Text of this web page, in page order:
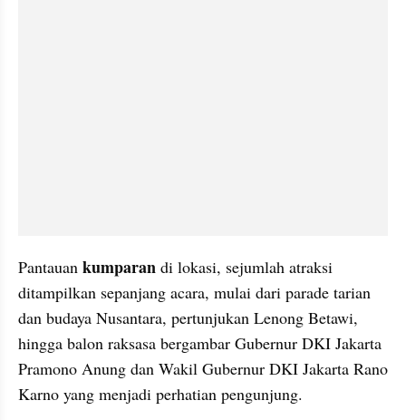
Pantauan kumparan di lokasi, sejumlah atraksi
ditampilkan sepanjang acara, mulai dari parade tarian
dan budaya Nusantara, pertunjukan Lenong Betawi,
hingga balon raksasa bergambar Gubernur DKI Jakarta
Pramono Anung dan Wakil Gubernur DKI Jakarta Rano
Karno yang menjadi perhatian pengunjung.